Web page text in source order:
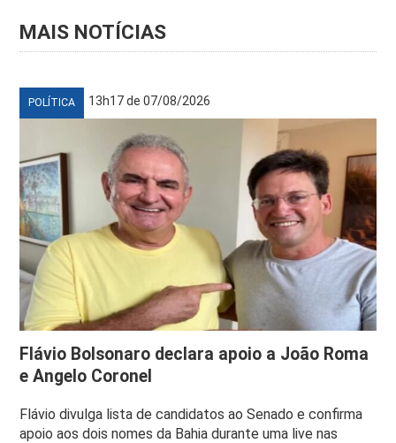
MAIS NOTÍCIAS
POLÍTICA 13h17 de 07/08/2026
Flávio Bolsonaro declara apoio a João Roma
e Angelo Coronel
Flávio divulga lista de candidatos ao Senado e confirma
apoio aos dois nomes da Bahia durante uma live nas